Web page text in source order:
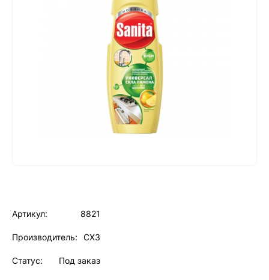
Артикул: 8821
Производитель: СХЗ
Статус: Под заказ